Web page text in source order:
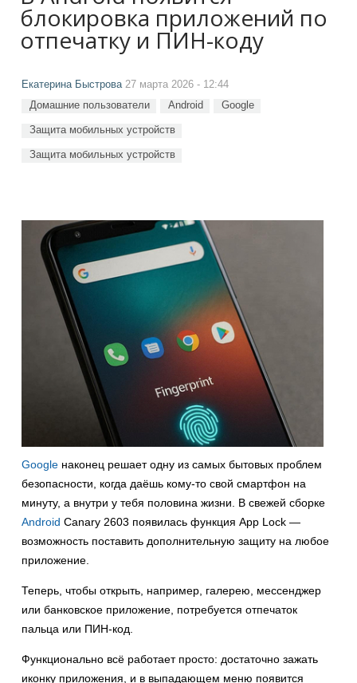
блокировка приложений по
отпечатку и ПИН-коду
Екатерина Быстрова27 марта 2026 - 12:44
Домашние пользователи Android Google
Защита мобильных устройств
Защита мобильных устройств
Google наконец решает одну из самых бытовых проблем
безопасности, когда даёшь кому-то свой смартфон на
минуту, а внутри у тебя половина жизни. В свежей сборке
Android Canary 2603 появилась функция App Lock —
возможность поставить дополнительную защиту на любое
приложение.
Теперь, чтобы открыть, например, галерею, мессенджер
или банковское приложение, потребуется отпечаток
пальца или ПИН-код.
Функционально всё работает просто: достаточно зажать
иконку приложения, и в выпадающем меню появится